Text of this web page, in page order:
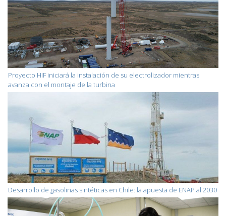
Proyecto HIF iniciará la instalación de su electrolizador mientras
avanza con el montaje de la turbina
Desarrollo de gasolinas sintéticas en Chile: la apuesta de ENAP al 2030